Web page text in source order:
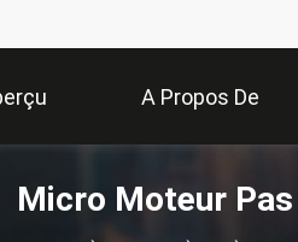
A Propos De
Nous
Micro Moteur